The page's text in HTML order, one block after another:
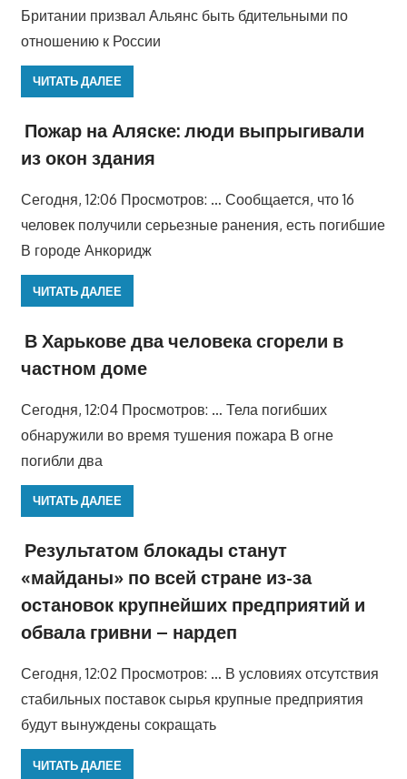
Британии призвал Альянс быть бдительными по
отношению к России
ЧИТАТЬ ДАЛЕЕ
Пожар на Аляске: люди выпрыгивали
из окон здания
Сегодня, 12:06 Просмотров: … Сообщается, что 16
человек получили серьезные ранения, есть погибшие
В городе Анкоридж
ЧИТАТЬ ДАЛЕЕ
В Харькове два человека сгорели в
частном доме
Сегодня, 12:04 Просмотров: … Тела погибших
обнаружили во время тушения пожара В огне
погибли два
ЧИТАТЬ ДАЛЕЕ
Результатом блокады станут
«майданы» по всей стране из-за
остановок крупнейших предприятий и
обвала гривни – нардеп
Сегодня, 12:02 Просмотров: … В условиях отсутствия
стабильных поставок сырья крупные предприятия
будут вынуждены сокращать
ЧИТАТЬ ДАЛЕЕ